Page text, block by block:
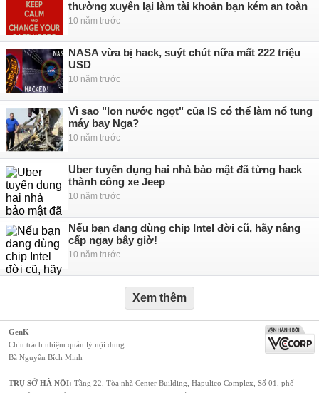
thường xuyên lại làm tài khoản bạn kém an toàn
10 năm trước
NASA vừa bị hack, suýt chút nữa mất 222 triệu
USD
10 năm trước
Vì sao "lon nước ngọt" của IS có thể làm nổ tung
máy bay Nga?
10 năm trước
Uber tuyển dụng hai nhà bảo mật đã từng hack
thành công xe Jeep
10 năm trước
Nếu bạn đang dùng chip Intel đời cũ, hãy nâng
cấp ngay bây giờ!
10 năm trước
Xem thêm
GenK
Chịu trách nhiệm quản lý nội dung:
Bà Nguyễn Bích Minh
TRỤ SỞ HÀ NỘI: Tầng 22, Tòa nhà Center Building, Hapulico Complex, Số 01, phố